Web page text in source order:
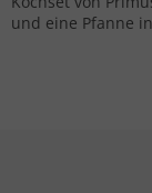
und eine Pfanne